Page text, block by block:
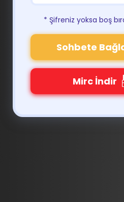
* Şifreniz yoksa boş
Sohbete
Mirc İndir